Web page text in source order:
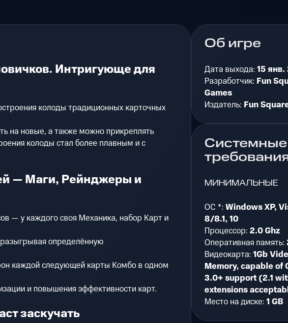
Интригующе для
колоды традиционных карточных
на новые, а также можно прикреплять
колоды стал более плавным и с
— Маги, Рейнджеры и
— у каждого своя Механика, набор Карт и
определённую
каждой следующей карты Комбо в одном
и повышения эффективности карт.
заскучать
Об игре
Дата выхода: 15 янв.
Разработчик: Fun
Games
Издатель: Fun
Системные
МИНИМАЛЬНЫЕ
ОС *: Windows XP,
8/8.1, 10
Процессор: 2.0 Ghz
Оперативная память:
Видеокарта: 1Gb
Memory, capable of
3.0+ support (2.1
extensions
Место на диске: 1 GB